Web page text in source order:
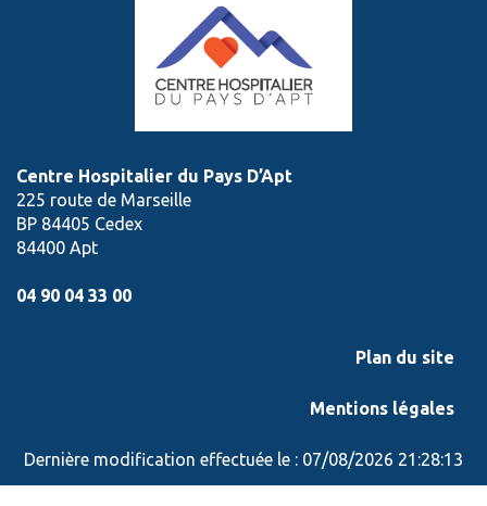
Centre Hospitalier du Pays D’Apt
225 route de Marseille
BP 84405 Cedex
84400 Apt
04 90 04 33 00
Plan du site
Mentions légales
Dernière modification effectuée le : 07/08/2026 21:28:13